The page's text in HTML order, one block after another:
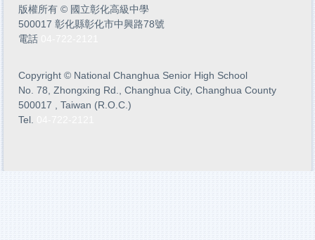
版權所有 © 國立彰化高級中學
500017 彰化縣彰化市中興路78號
電話
Copyright © National Changhua Senior High School
No. 78, Zhongxing Rd., Changhua City, Changhua County
500017 , Taiwan (R.O.C.)
Tel.